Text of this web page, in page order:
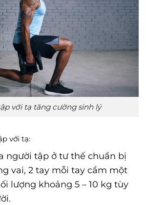
với tạ tăng cường sinh lý
với tạ:
người tập ở tư thế chuẩn bị
vai, 2 tay mỗi tay cầm một
lượng khoảng 5 – 10 kg tùy